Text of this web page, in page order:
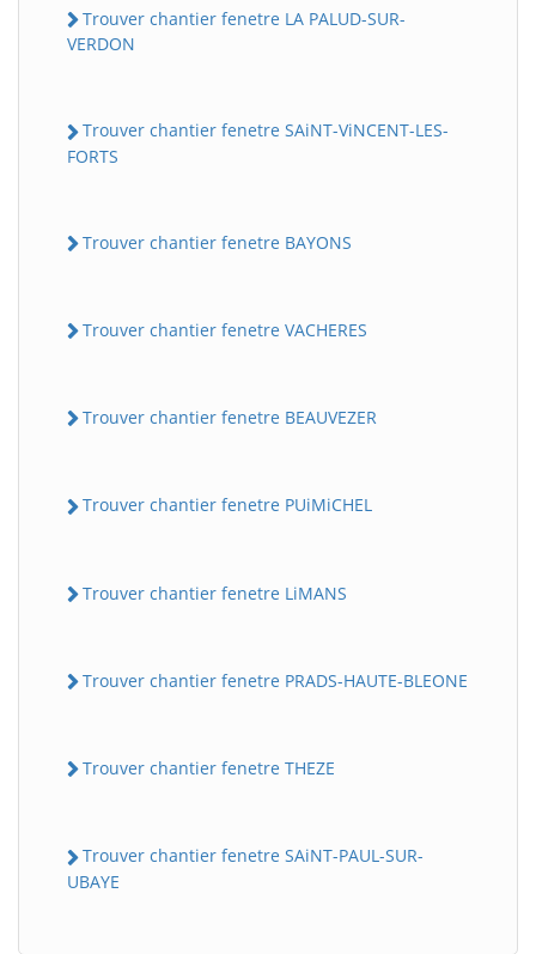
Trouver chantier fenetre LA PALUD-SUR-
VERDON
Trouver chantier fenetre SAiNT-ViNCENT-LES-
FORTS
Trouver chantier fenetre BAYONS
Trouver chantier fenetre VACHERES
Trouver chantier fenetre BEAUVEZER
Trouver chantier fenetre PUiMiCHEL
Trouver chantier fenetre LiMANS
Trouver chantier fenetre PRADS-HAUTE-BLEONE
Trouver chantier fenetre THEZE
Trouver chantier fenetre SAiNT-PAUL-SUR-
UBAYE